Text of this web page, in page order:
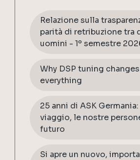
Relazione sulla
parità di retribuzione tra
uomini - 1º semestre
Why DSP tuning changes
everything
25 anni di ASK
viaggio, le nostre
futuro
Si apre un nuovo,